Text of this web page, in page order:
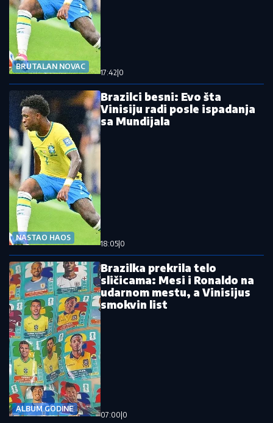
BRUTALAN NOVAC
17:42 0
NASTAO HAOS
Brazilci besni: Evo šta
Vinisiju radi posle ispadanja
sa Mundijala
18:05 0
ALBUM GODINE
Brazilka prekrila telo
sličicama: Mesi i Ronaldo na
udarnom mestu, a Vinisijus
smokvin list
07:00 0